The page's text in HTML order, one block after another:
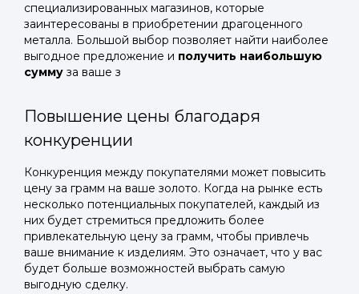
специализированных магазинов, которые
заинтересованы в приобретении драгоценного
металла. Большой выбор позволяет найти наиболее
выгодное предложение и получить наибольшую
сумму за ваше з
Повышение цены благодаря
конкуренции
Конкуренция между покупателями может повысить
цену за грамм на ваше золото. Когда на рынке есть
несколько потенциальных покупателей, каждый из
них будет стремиться предложить более
привлекательную цену за грамм, чтобы привлечь
ваше внимание к изделиям. Это означает, что у вас
будет больше возможностей выбрать самую
выгодную сделку.